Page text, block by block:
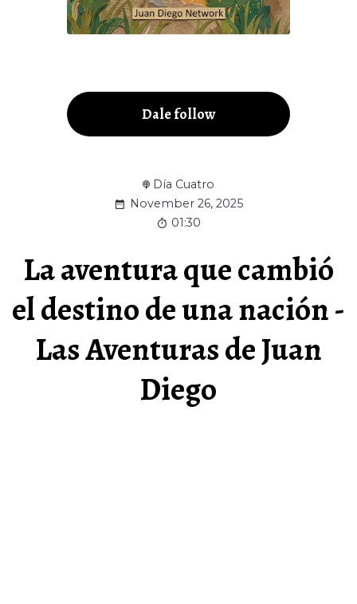
Dale follow
Día Cuatro
November 26, 2025
01:30
La aventura que cambió
el destino de una nación -
Las Aventuras de Juan
Diego